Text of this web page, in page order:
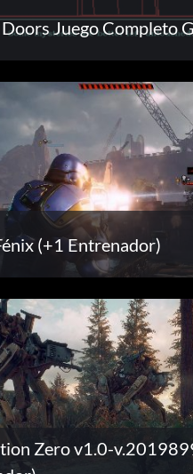
Juego Completo
(+1 Entrenador)
Zero v1.0-